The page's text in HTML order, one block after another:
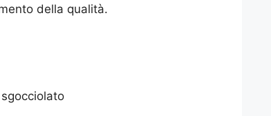
della qualità.